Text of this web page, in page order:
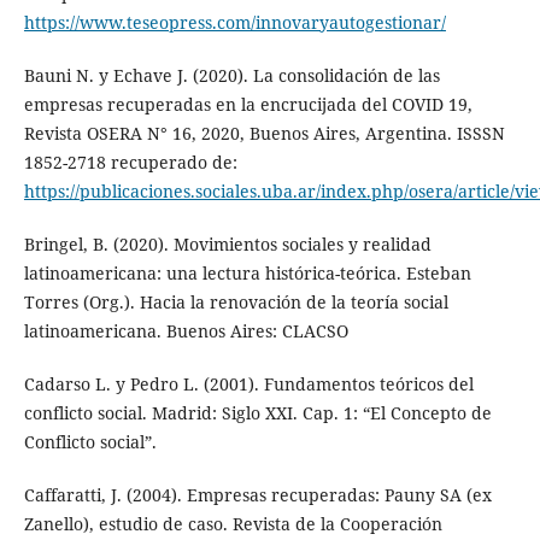
https://www.teseopress.com/innovaryautogestionar/
Bauni N. y Echave J. (2020). La consolidación de las
empresas recuperadas en la encrucijada del COVID 19,
Revista OSERA N° 16, 2020, Buenos Aires, Argentina. ISSSN
1852-2718 recuperado de:
https://publicaciones.sociales.uba.ar/index.php/osera/article/
Bringel, B. (2020). Movimientos sociales y realidad
latinoamericana: una lectura histórica-teórica. Esteban
Torres (Org.). Hacia la renovación de la teoría social
latinoamericana. Buenos Aires: CLACSO
Cadarso L. y Pedro L. (2001). Fundamentos teóricos del
conflicto social. Madrid: Siglo XXI. Cap. 1: “El Concepto de
Conflicto social”.
Caffaratti, J. (2004). Empresas recuperadas: Pauny SA (ex
Zanello), estudio de caso. Revista de la Cooperación